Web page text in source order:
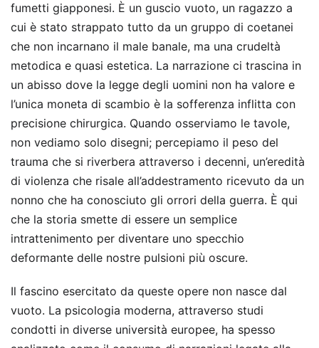
fumetti giapponesi. È un guscio vuoto, un ragazzo a
cui è stato strappato tutto da un gruppo di coetanei
che non incarnano il male banale, ma una crudeltà
metodica e quasi estetica. La narrazione ci trascina in
un abisso dove la legge degli uomini non ha valore e
l’unica moneta di scambio è la sofferenza inflitta con
precisione chirurgica. Quando osserviamo le tavole,
non vediamo solo disegni; percepiamo il peso del
trauma che si riverbera attraverso i decenni, un’eredità
di violenza che risale all’addestramento ricevuto da un
nonno che ha conosciuto gli orrori della guerra. È qui
che la storia smette di essere un semplice
intrattenimento per diventare uno specchio
deformante delle nostre pulsioni più oscure.
Il fascino esercitato da queste opere non nasce dal
vuoto. La psicologia moderna, attraverso studi
condotti in diverse università europee, ha spesso